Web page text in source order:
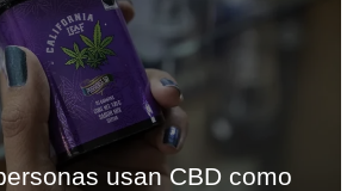
usan CBD como